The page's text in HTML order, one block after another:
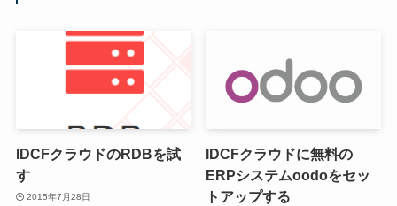
IDCFクラウドのRDBを試
す
2015年7月28日
IDCFクラウドに無料の
ERPシステムoodoをセッ
トアップする